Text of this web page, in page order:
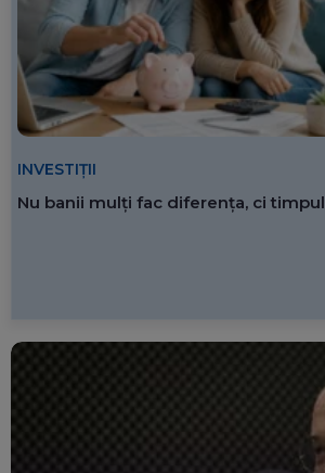
INVESTIȚII
Nu banii mulți fac diferența, ci timpul